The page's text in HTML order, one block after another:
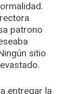
patrono
sitio
entregar la